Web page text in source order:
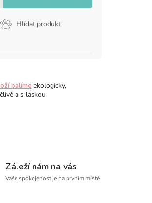
Hlídat produkt
balíme ekologicky,
a s láskou
Záleží nám na vás
Vaše spokojenost je na prvním místě